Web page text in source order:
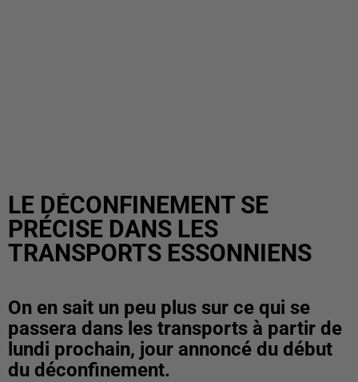
LE DÉCONFINEMENT SE
PRÉCISE DANS LES
TRANSPORTS ESSONNIENS
On en sait un peu plus sur ce qui se
passera dans les transports à partir de
lundi prochain, jour annoncé du début
du déconfinement.